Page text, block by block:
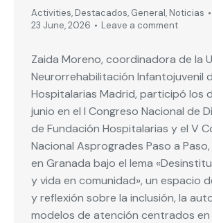
Activities, Destacados, General, Noticias
23 June, 2026
Leave a comment
Zaida Moreno, coordinadora de la
Neurorrehabilitación Infantojuvenil
Hospitalarias Madrid, participó los
junio en el I Congreso Nacional de
de Fundación Hospitalarias y el V
Nacional Asprogrades Paso a
en Granada bajo el lema
y vida en comunidad», un espacio
y reflexión sobre la inclusión, la
modelos de atención centrados en